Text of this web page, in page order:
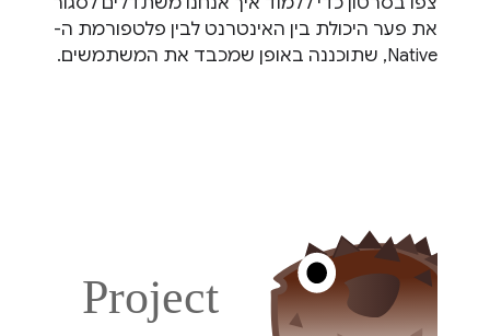
את פער היכולת בין האינטרנט לבין פלטפורמת ה-
Native, שתוכננה באופן שמכבד את המשתמשים.